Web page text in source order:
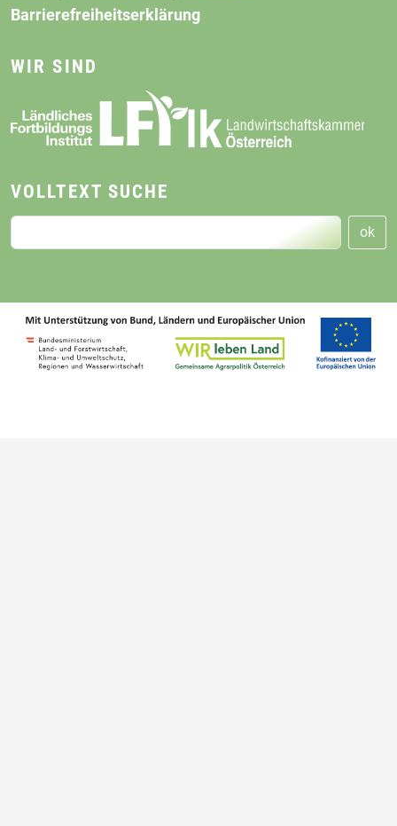
Barrierefreiheitserklärung
WIR SIND
VOLLTEXT SUCHE
ok